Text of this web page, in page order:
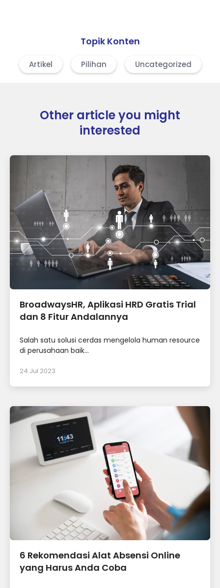
Topik Konten
Artikel Pilihan Uncategorized
Other article you might
interested
BroadwaysHR, Aplikasi HRD Gratis Trial
dan 8 Fitur Andalannya
Salah satu solusi cerdas mengelola human resource
di perusahaan baik...
24 Jul 2023
6 Rekomendasi Alat Absensi Online
yang Harus Anda Coba